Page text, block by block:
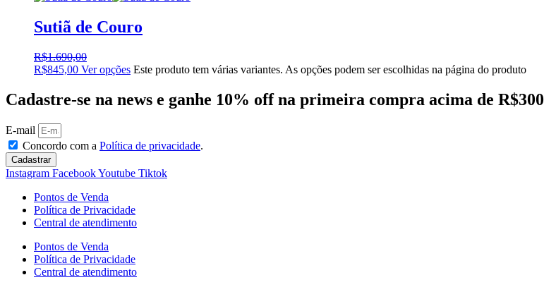
Sutiã de Couro
R$1.690,00
R$845,00 Ver opções Este produto tem várias variantes. As opções podem ser escolhidas na página do produto
Cadastre-se na news e ganhe 10% off na primeira compra acima de R$300
E-mail
Concordo com a Política de privacidade.
Cadastrar
Instagram FacebookYoutube Tiktok
Pontos de Venda
Política de Privacidade
Central de atendimento
Pontos de Venda
Política de Privacidade
Central de atendimento